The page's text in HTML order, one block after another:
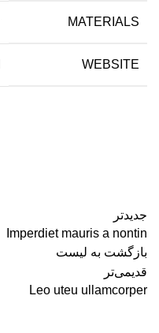
MATERIALS
WEBSITE
جدیدتر
Imperdiet mauris a nontin
بازگشت به لیست
قدیمی‌تر
Leo uteu ullamcorper